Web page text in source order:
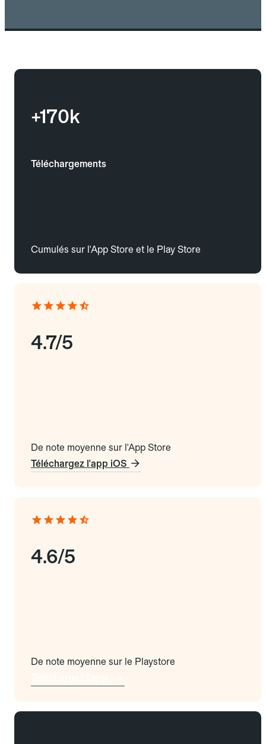
+170k
Téléchargements
Cumulés sur l'App Store et le Play Store
4.7/5
De note moyenne sur l'App Store
Téléchargez l'app iOS
4.6/5
De note moyenne sur le Playstore